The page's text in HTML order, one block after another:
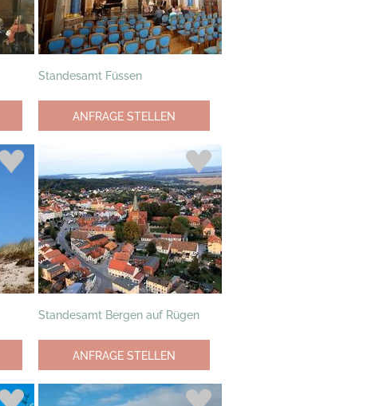
Standesamt Füssen
ANFRAGE STELLEN
Standesamt Bergen auf Rügen
ANFRAGE STELLEN